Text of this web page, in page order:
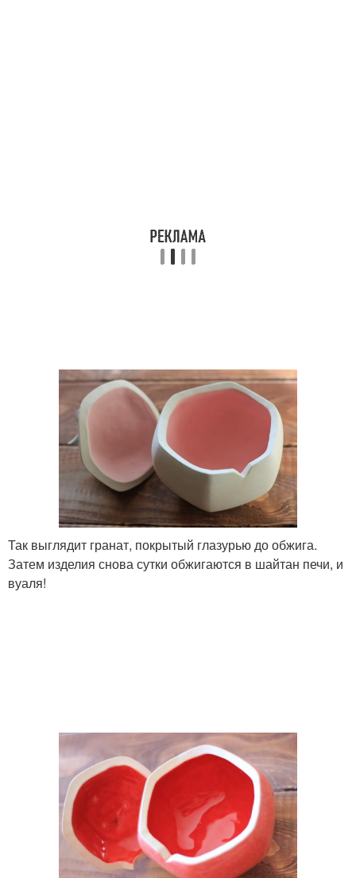
Так выглядит гранат, покрытый глазурью до обжига.
Затем изделия снова сутки обжигаются в шайтан печи, и
вуаля!